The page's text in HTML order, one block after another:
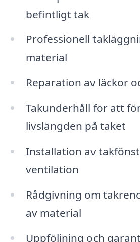
befintligt tak
Professionell
material
Reparation av läckor
Takunderhåll för att
livslängden på taket
Installation av
ventilation
Rådgivning om
av material
Uppföljning och